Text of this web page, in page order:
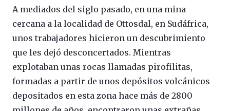
A mediados del siglo pasado, en una mina
cercana a la localidad de Ottosdal, en Sudáfrica,
unos trabajadores hicieron un descubrimiento
que les dejó desconcertados. Mientras
explotaban unas rocas llamadas pirofilitas,
formadas a partir de unos depósitos volcánicos
depositados en esta zona hace más de 2800